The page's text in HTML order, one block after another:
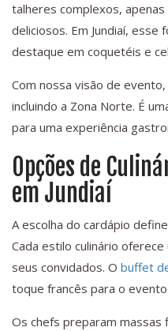
talheres complexos,
deliciosos. Em Jundiaí,
destaque em coquetéis e
Com nossa visão de
incluindo a Zona Norte. É
para uma experiência
Opções de
em Jundiaí
A escolha do cardápio
Cada estilo culinário
seus convidados. O buffet
toque francês para o evento.
Os chefs preparam massas